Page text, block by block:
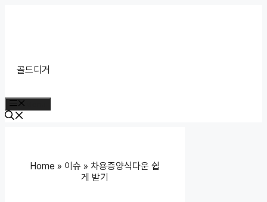
골드디거
Home » 이슈 »차용증양식다운 쉽
게 받기